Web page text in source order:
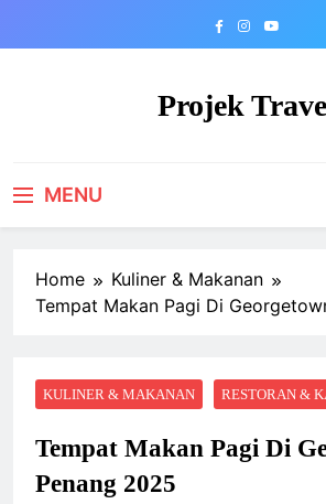
Projek
MENU
Home
Kuliner & Makanan
Tempat Makan Pagi Di
KULINER & MAKANAN RESTORAN &
Tempat Makan Pagi Di
Penang 2025